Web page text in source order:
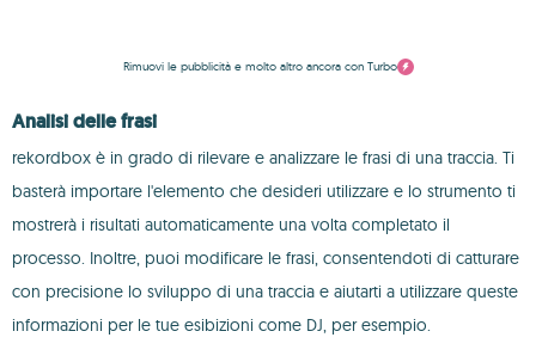
Rimuovi le pubblicità e molto altro ancora con Turbo
Analisi delle frasi
rekordbox è in grado di rilevare e analizzare le frasi di una traccia. Ti
basterà importare l'elemento che desideri utilizzare e lo strumento ti
mostrerà i risultati automaticamente una volta completato il
processo. Inoltre, puoi modificare le frasi, consentendoti di catturare
con precisione lo sviluppo di una traccia e aiutarti a utilizzare queste
informazioni per le tue esibizioni come DJ, per esempio.